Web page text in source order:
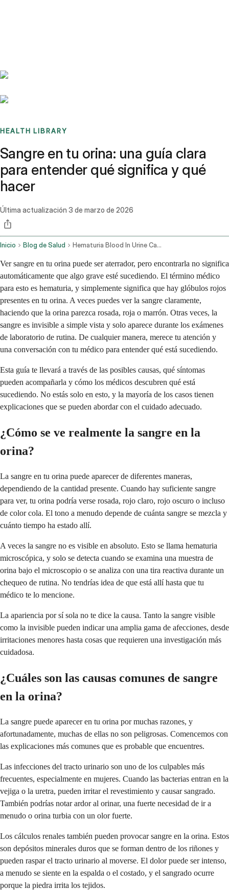
HEALTH LIBRARY
Sangre en tu orina: una guía clara
para entender qué significa y qué
hacer
Última actualización 3 de marzo de 2026
Inicio Blog de Salud Hematuria Blood In Urine Causes Symptoms And Diagnosis
Ver sangre en tu orina puede ser aterrador, pero encontrarla no significa
automáticamente que algo grave esté sucediendo. El término médico
para esto es hematuria, y simplemente significa que hay glóbulos rojos
presentes en tu orina. A veces puedes ver la sangre claramente,
haciendo que la orina parezca rosada, roja o marrón. Otras veces, la
sangre es invisible a simple vista y solo aparece durante los exámenes
de laboratorio de rutina. De cualquier manera, merece tu atención y
una conversación con tu médico para entender qué está sucediendo.
Esta guía te llevará a través de las posibles causas, qué síntomas
pueden acompañarla y cómo los médicos descubren qué está
sucediendo. No estás solo en esto, y la mayoría de los casos tienen
explicaciones que se pueden abordar con el cuidado adecuado.
¿Cómo se ve realmente la sangre en la
orina?
La sangre en tu orina puede aparecer de diferentes maneras,
dependiendo de la cantidad presente. Cuando hay suficiente sangre
para ver, tu orina podría verse rosada, rojo claro, rojo oscuro o incluso
de color cola. El tono a menudo depende de cuánta sangre se mezcla y
cuánto tiempo ha estado allí.
A veces la sangre no es visible en absoluto. Esto se llama hematuria
microscópica, y solo se detecta cuando se examina una muestra de
orina bajo el microscopio o se analiza con una tira reactiva durante un
chequeo de rutina. No tendrías idea de que está allí hasta que tu
médico te lo mencione.
La apariencia por sí sola no te dice la causa. Tanto la sangre visible
como la invisible pueden indicar una amplia gama de afecciones, desde
irritaciones menores hasta cosas que requieren una investigación más
cuidadosa.
¿Cuáles son las causas comunes de sangre
en la orina?
La sangre puede aparecer en tu orina por muchas razones, y
afortunadamente, muchas de ellas no son peligrosas. Comencemos con
las explicaciones más comunes que es probable que encuentres.
Las infecciones del tracto urinario son uno de los culpables más
frecuentes, especialmente en mujeres. Cuando las bacterias entran en la
vejiga o la uretra, pueden irritar el revestimiento y causar sangrado.
También podrías notar ardor al orinar, una fuerte necesidad de ir a
menudo o orina turbia con un olor fuerte.
Los cálculos renales también pueden provocar sangre en la orina. Estos
son depósitos minerales duros que se forman dentro de los riñones y
pueden raspar el tracto urinario al moverse. El dolor puede ser intenso,
a menudo se siente en la espalda o el costado, y el sangrado ocurre
porque la piedra irrita los tejidos.